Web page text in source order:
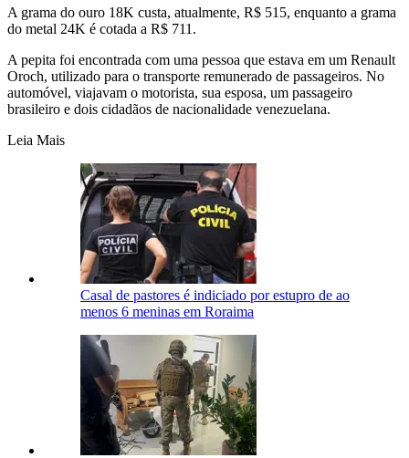
A grama do ouro 18K custa, atualmente, R$ 515, enquanto a grama
do metal 24K é cotada a R$ 711.
A pepita foi encontrada com uma pessoa que estava em um Renault
Oroch, utilizado para o transporte remunerado de passageiros. No
automóvel, viajavam o motorista, sua esposa, um passageiro
brasileiro e dois cidadãos de nacionalidade venezuelana.
Leia Mais
Casal de pastores é indiciado por estupro de ao
menos 6 meninas em Roraima